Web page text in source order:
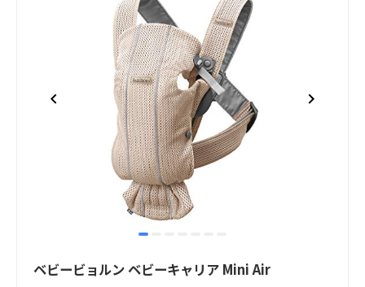
item
1
ベビービョルン ベビーキャリア Mini Air